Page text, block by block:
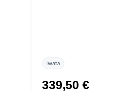
Iwata
339,50 €